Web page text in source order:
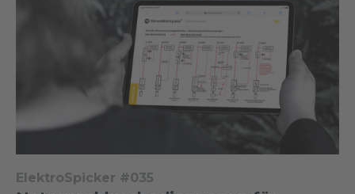
ElektroSpicker #035